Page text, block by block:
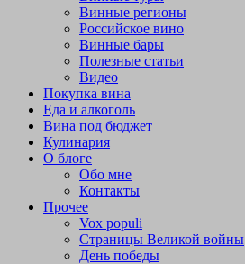
Винные регионы
Российское вино
Винные бары
Полезные статьи
Видео
Покупка вина
Еда и алкоголь
Вина под бюджет
Кулинария
О блоге
Обо мне
Контакты
Прочее
Vox populi
Страницы Великой войны
День победы